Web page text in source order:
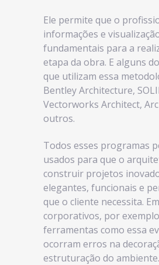
Ele permite que o
informações e
fundamentais para a
etapa da obra. E alguns
que utilizam essa
Bentley Architecture,
Vectorworks Architect,
outros.
Todos esses programas
usados para que o
construir projetos
elegantes, funcionais e
que o cliente necessita.
corporativos, por
ferramentas como essa
ocorram erros na
estruturação do ambiente.